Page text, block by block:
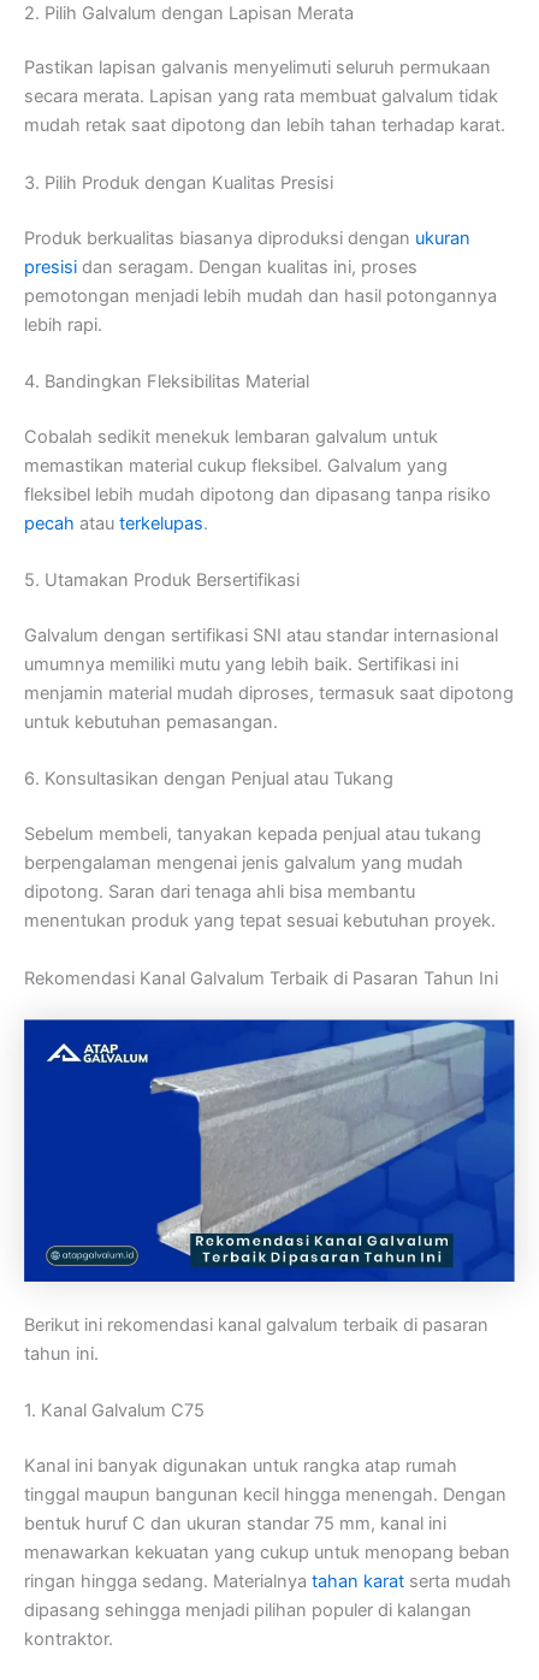
2. Pilih Galvalum dengan Lapisan Merata
Pastikan lapisan galvanis menyelimuti seluruh permukaan
secara merata. Lapisan yang rata membuat galvalum tidak
mudah retak saat dipotong dan lebih tahan terhadap karat.
3. Pilih Produk dengan Kualitas Presisi
Produk berkualitas biasanya diproduksi dengan ukuran
presisi dan seragam. Dengan kualitas ini, proses
pemotongan menjadi lebih mudah dan hasil potongannya
lebih rapi.
4. Bandingkan Fleksibilitas Material
Cobalah sedikit menekuk lembaran galvalum untuk
memastikan material cukup fleksibel. Galvalum yang
fleksibel lebih mudah dipotong dan dipasang tanpa risiko
pecah atau terkelupas.
5. Utamakan Produk Bersertifikasi
Galvalum dengan sertifikasi SNI atau standar internasional
umumnya memiliki mutu yang lebih baik. Sertifikasi ini
menjamin material mudah diproses, termasuk saat dipotong
untuk kebutuhan pemasangan.
6. Konsultasikan dengan Penjual atau Tukang
Sebelum membeli, tanyakan kepada penjual atau tukang
berpengalaman mengenai jenis galvalum yang mudah
dipotong. Saran dari tenaga ahli bisa membantu
menentukan produk yang tepat sesuai kebutuhan proyek.
Rekomendasi Kanal Galvalum Terbaik di Pasaran Tahun Ini
Berikut ini rekomendasi kanal galvalum terbaik di pasaran
tahun ini.
1. Kanal Galvalum C75
Kanal ini banyak digunakan untuk rangka atap rumah
tinggal maupun bangunan kecil hingga menengah. Dengan
bentuk huruf C dan ukuran standar 75 mm, kanal ini
menawarkan kekuatan yang cukup untuk menopang beban
ringan hingga sedang. Materialnya tahan karat serta mudah
dipasang sehingga menjadi pilihan populer di kalangan
kontraktor.